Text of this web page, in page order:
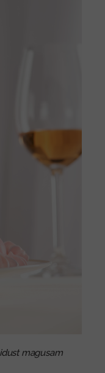
magusam